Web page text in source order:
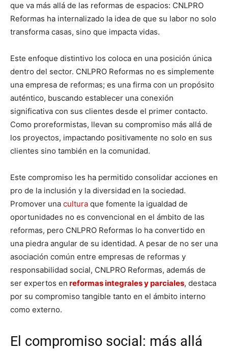
que va más allá de las reformas de espacios: CNLPRO
Reformas ha internalizado la idea de que su labor no solo
transforma casas, sino que impacta vidas.
Este enfoque distintivo los coloca en una posición única
dentro del sector. CNLPRO Reformas no es simplemente
una empresa de reformas; es una firma con un propósito
auténtico, buscando establecer una conexión
significativa con sus clientes desde el primer contacto.
Como proreformistas, llevan su compromiso más allá de
los proyectos, impactando positivamente no solo en sus
clientes sino también en la comunidad.
Este compromiso les ha permitido consolidar acciones en
pro de la inclusión y la diversidad en la sociedad.
Promover una cultura que fomente la igualdad de
oportunidades no es convencional en el ámbito de las
reformas, pero CNLPRO Reformas lo ha convertido en
una piedra angular de su identidad. A pesar de no ser una
asociación común entre empresas de reformas y
responsabilidad social, CNLPRO Reformas, además de
ser expertos en reformas integrales y parciales, destaca
por su compromiso tangible tanto en el ámbito interno
como externo.
El compromiso social: más allá